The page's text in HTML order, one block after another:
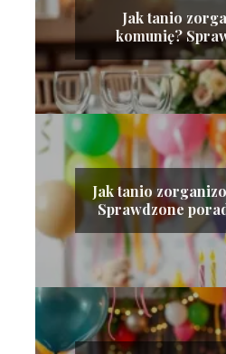
Jak tanio
komunię?
sprawdzone
Jak tanio
Sprawdzone